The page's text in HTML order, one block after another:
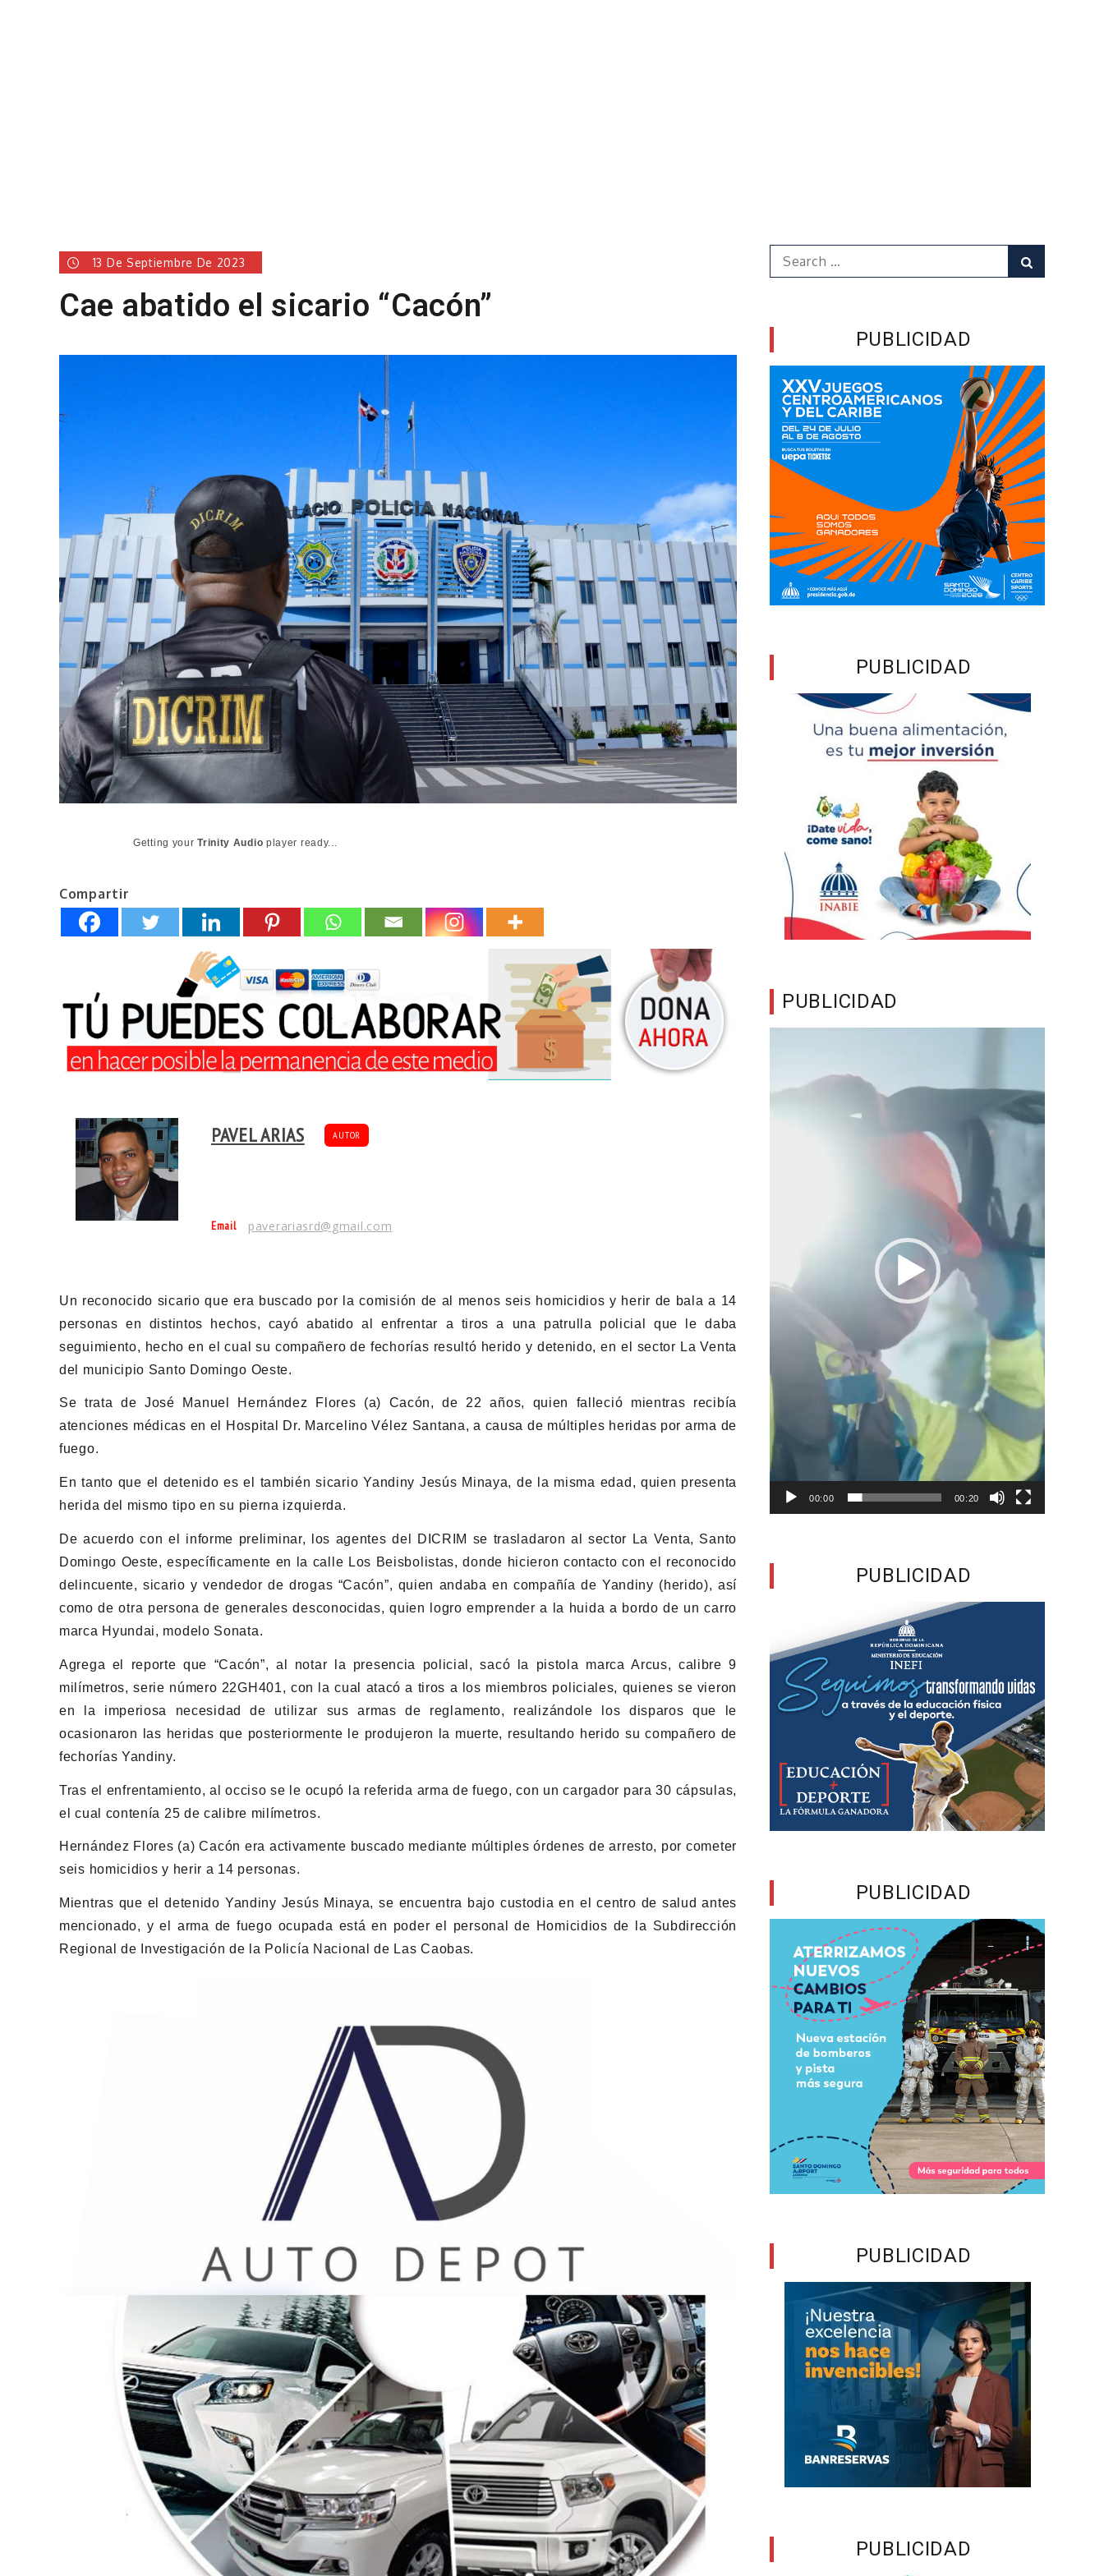
13 De Septiembre De 2023
Cae abatido el sicario “Cacón”
Getting yourTrinity Audio player ready...
Compartir
PAVEL ARIAS AUTOR
Email paverariasrd@gmail.com
Un reconocido sicario que era buscado por la comisión de al menos seis homicidios y herir de bala a 14
personas en distintos hechos, cayó abatido al enfrentar a tiros a una patrulla policial que le daba
seguimiento, hecho en el cual su compañero de fechorías resultó herido y detenido, en el sector La Venta
del municipio Santo Domingo Oeste.
Se trata de José Manuel Hernández Flores (a) Cacón, de 22 años, quien falleció mientras recibía
atenciones médicas en el Hospital Dr. Marcelino Vélez Santana, a causa de múltiples heridas por arma de
fuego.
En tanto que el detenido es el también sicario Yandiny Jesús Minaya, de la misma edad, quien presenta
herida del mismo tipo en su pierna izquierda.
De acuerdo con el informe preliminar, los agentes del DICRIM se trasladaron al sector La Venta, Santo
Domingo Oeste, específicamente en la calle Los Beisbolistas, donde hicieron contacto con el reconocido
delincuente, sicario y vendedor de drogas “Cacón”, quien andaba en compañía de Yandiny (herido), así
como de otra persona de generales desconocidas, quien logro emprender a la huida a bordo de un carro
marca Hyundai, modelo Sonata.
Agrega el reporte que “Cacón”, al notar la presencia policial, sacó la pistola marca Arcus, calibre 9
milímetros, serie número 22GH401, con la cual atacó a tiros a los miembros policiales, quienes se vieron
en la imperiosa necesidad de utilizar sus armas de reglamento, realizándole los disparos que le
ocasionaron las heridas que posteriormente le produjeron la muerte, resultando herido su compañero de
fechorías Yandiny.
Tras el enfrentamiento, al occiso se le ocupó la referida arma de fuego, con un cargador para 30 cápsulas,
el cual contenía 25 de calibre milímetros.
Hernández Flores (a) Cacón era activamente buscado mediante múltiples órdenes de arresto, por cometer
seis homicidios y herir a 14 personas.
Mientras que el detenido Yandiny Jesús Minaya, se encuentra bajo custodia en el centro de salud antes
mencionado, y el arma de fuego ocupada está en poder el personal de Homicidios de la Subdirección
Regional de Investigación de la Policía Nacional de Las Caobas.
Search
for:
PUBLICIDAD
PUBLICIDAD
PUBLICIDAD
00:00 00:20
PUBLICIDAD
PUBLICIDAD
PUBLICIDAD
PUBLICIDAD